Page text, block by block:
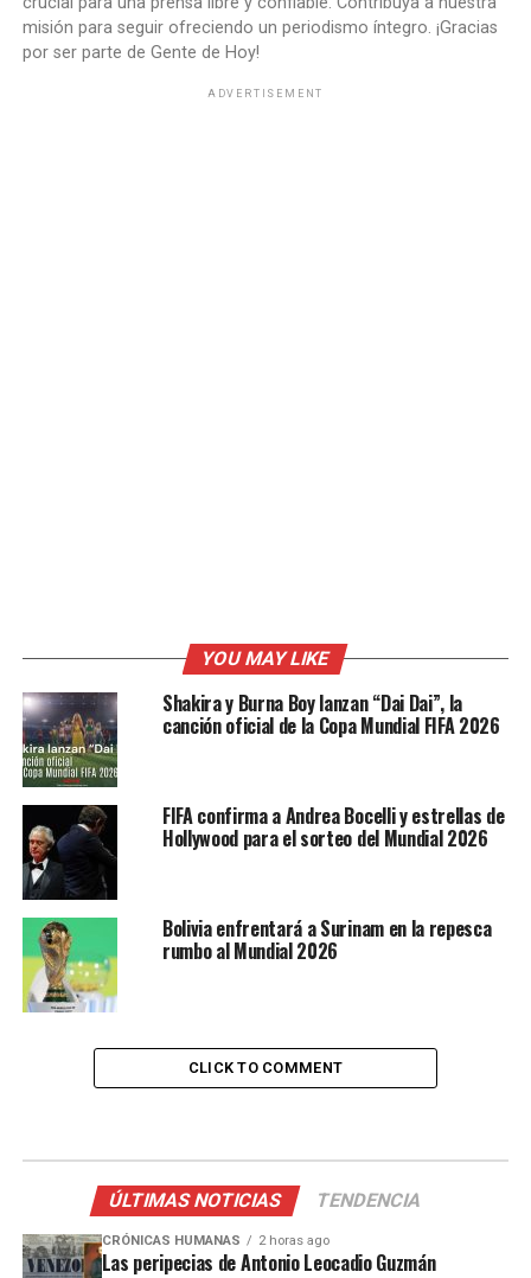
misión para seguir ofreciendo un periodismo íntegro. ¡Gracias
por ser parte de Gente de Hoy!
ADVERTISEMENT
YOU MAY LIKE
Shakira y Burna Boy lanzan “Dai Dai”, la
canción oficial de la Copa Mundial FIFA 2026
FIFA confirma a Andrea Bocelli y estrellas de
Hollywood para el sorteo del Mundial 2026
Bolivia enfrentará a Surinam en la repesca
rumbo al Mundial 2026
CLICK TO COMMENT
ÚLTIMAS NOTICIAS TENDENCIA
CRÓNICAS HUMANAS 2 horas ago
Las peripecias de Antonio Leocadio Guzmán